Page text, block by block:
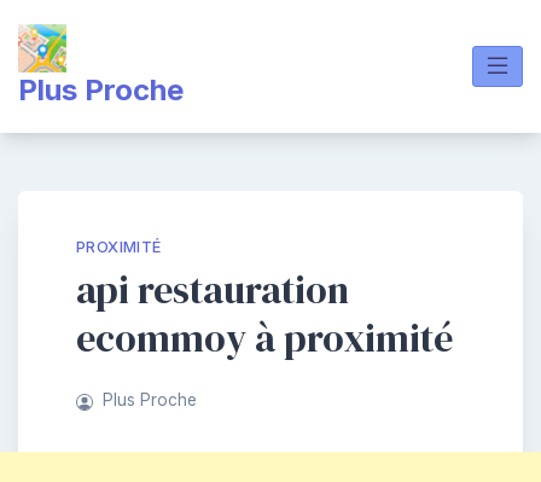
content
Plus Proche
PROXIMITÉ
api restauration
ecommoy à proximité
Plus Proche